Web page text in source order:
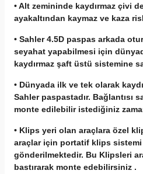
• Alt zemininde kaydırmaz çivi
ayakaltından kaymaz ve kaza
• Sahler 4.5D paspas arkada
seyahat yapabilmesi için
kaydırmaz şaft üstü sistemine
• Dünyada ilk ve tek olarak
Sahler paspastadır. Bağlantısı
monte edilebilir istediğiniz
• Klips yeri olan araçlara özel
araçlar için portatif klips
gönderilmektedir. Bu Klipsleri
bastırarak monte edebilirsiniz .